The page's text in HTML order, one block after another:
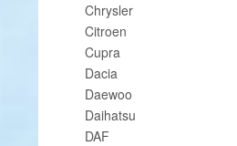
Chrysler
Citroen
Cupra
Dacia
Daewoo
Daihatsu
DAF